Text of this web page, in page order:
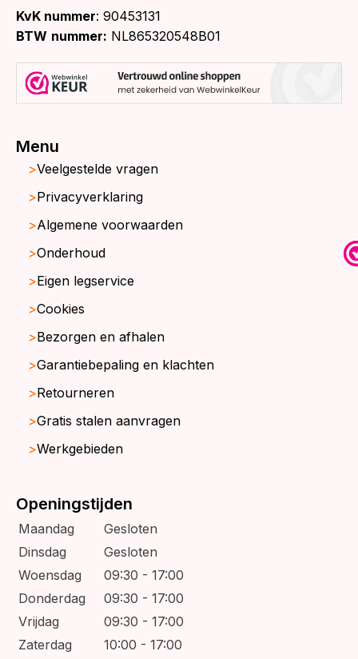
KvK nummer: 90453131
BTW nummer: NL865320548B01
Menu
Veelgestelde vragen
Privacyverklaring
Algemene voorwaarden
Onderhoud
Eigen legservice
Cookies
Bezorgen en afhalen
Garantiebepaling en klachten
Retourneren
Gratis stalen aanvragen
Werkgebieden
Openingstijden
Maandag
Gesloten
Dinsdag
Gesloten
Woensdag
09:30 - 17:00
Donderdag
09:30 - 17:00
Vrijdag
09:30 - 17:00
Zaterdag
10:00 - 17:00